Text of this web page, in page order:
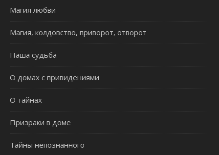
Магия любви
Магия, колдовство, приворот, отворот
Наша судьба
О домах с привидениями
О тайнах
Призраки в доме
Тайны непознанного